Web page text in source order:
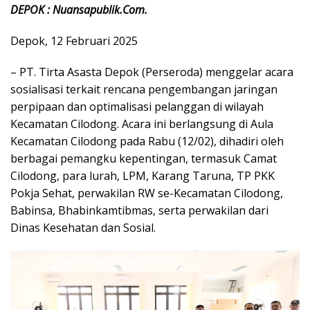
DEPOK : Nuansapublik.Com.
Depok, 12 Februari 2025
– PT. Tirta Asasta Depok (Perseroda) menggelar acara
sosialisasi terkait rencana pengembangan jaringan
perpipaan dan optimalisasi pelanggan di wilayah
Kecamatan Cilodong. Acara ini berlangsung di Aula
Kecamatan Cilodong pada Rabu (12/02), dihadiri oleh
berbagai pemangku kepentingan, termasuk Camat
Cilodong, para lurah, LPM, Karang Taruna, TP PKK
Pokja Sehat, perwakilan RW se-Kecamatan Cilodong,
Babinsa, Bhabinkamtibmas, serta perwakilan dari
Dinas Kesehatan dan Sosial.